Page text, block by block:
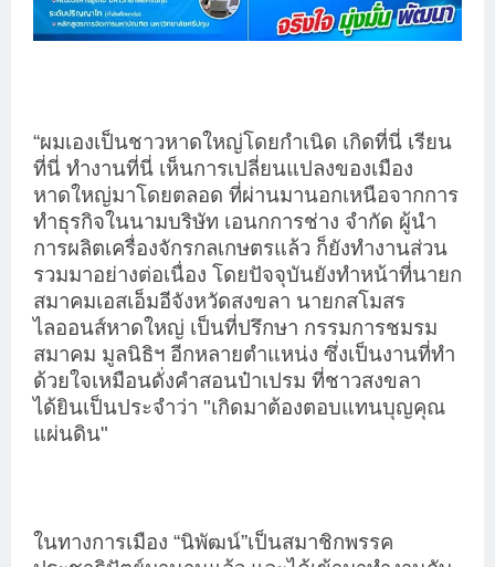
“ผมเองเป็นชาวหาดใหญ่โดยกำเนิด เกิดที่นี่ เรียน
ที่นี่ ทำงานที่นี่ เห็นการเปลี่ยนแปลงของเมือง
หาดใหญ่มาโดยตลอด ที่ผ่านมานอกเหนือจากการ
ทำธุรกิจในนามบริษัท เอนกการช่าง จำกัด ผู้นำ
การผลิตเครื่องจักรกลเกษตรแล้ว ก็ยังทำงานส่วน
รวมมาอย่างต่อเนื่อง โดยปัจจุบันยังทำหน้าที่นายก
สมาคมเอสเอ็มอีจังหวัดสงขลา นายกสโมสร
ไลออนส์หาดใหญ่ เป็นที่ปรึกษา กรรมการชมรม
สมาคม มูลนิธิฯ อีกหลายตำแหน่ง ซึ่งเป็นงานที่ทำ
ด้วยใจเหมือนดั่งคำสอนป๋าเปรม ที่ชาวสงขลา
ได้ยินเป็นประจำว่า "เกิดมาต้องตอบแทนบุญคุณ
แผ่นดิน"
ในทางการเมือง “นิพัฒน์”เป็นสมาชิกพรรค